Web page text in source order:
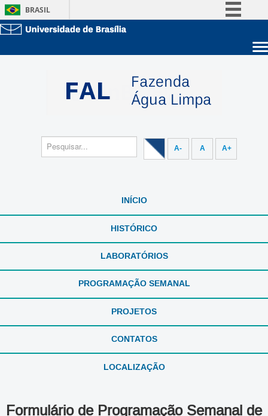
BRASIL
Acesso à informação
Legislação
A- A A+
INÍCIO
HISTÓRICO
LABORATÓRIOS
PROGRAMAÇÃO SEMANAL
PROJETOS
CONTATOS
LOCALIZAÇÃO
Formulário de Programação Semanal de